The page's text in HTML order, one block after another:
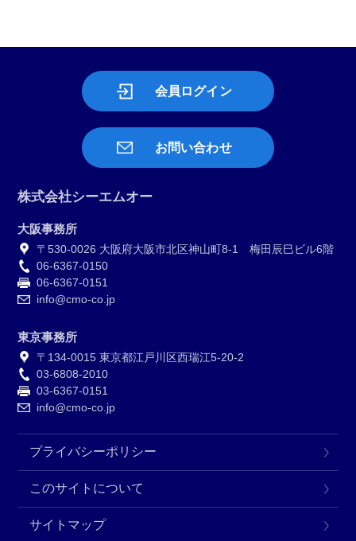
会員ログイン
お問い合わせ
株式会社シーエムオー
大阪事務所
〒530-0026 大阪府大阪市北区神山町8-1 梅田辰巳ビル6階
06-6367-0150
06-6367-0151
info@cmo-co.jp
東京事務所
〒134-0015 東京都江戸川区西瑞江5-20-2
03-6808-2010
03-6367-0151
info@cmo-co.jp
プライバシーポリシー
このサイトについて
サイトマップ